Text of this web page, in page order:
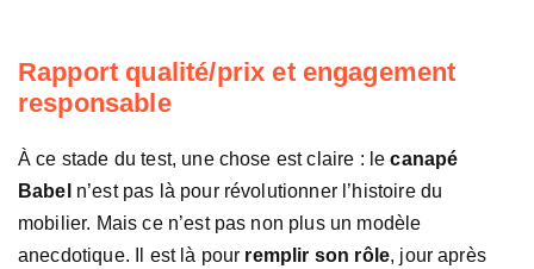
Rapport qualité/prix et engagement
responsable
À ce stade du test, une chose est claire : lecanapé
Babel n’est pas là pour révolutionner l’histoire du
mobilier. Mais ce n’est pas non plus un modèle
anecdotique. Il est là pour remplir son rôle, jour après